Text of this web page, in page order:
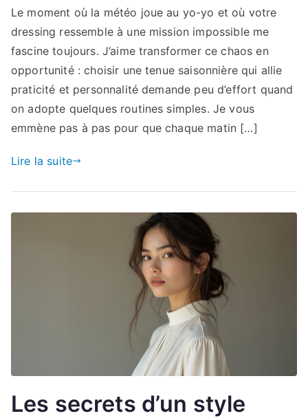
Le moment où la météo joue au yo-yo et où votre
dressing ressemble à une mission impossible me
fascine toujours. J’aime transformer ce chaos en
opportunité : choisir une tenue saisonnière qui allie
praticité et personnalité demande peu d’effort quand
on adopte quelques routines simples. Je vous
emmène pas à pas pour que chaque matin […]
Lire la suite
Les secrets d’un style